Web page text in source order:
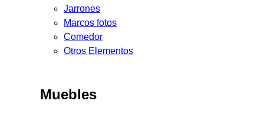
Jarrones
Marcos fotos
Comedor
Otros Elementos
Muebles